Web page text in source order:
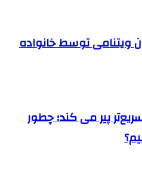
ویتنامی توسط خانواده
پیر می کند؛ چطور